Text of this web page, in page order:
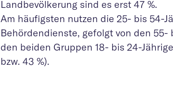
Landbevölkerung sind es erst 47 %.
Am häufigsten nutzen die 25- bis 54-
Behördendienste, gefolgt von den 55-
den beiden Gruppen 18- bis 24-
bzw. 43 %).